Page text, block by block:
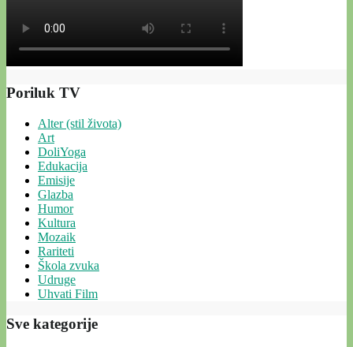
Poriluk TV
Alter (stil života)
Art
DoliYoga
Edukacija
Emisije
Glazba
Humor
Kultura
Mozaik
Rariteti
Škola zvuka
Udruge
Uhvati Film
Sve kategorije